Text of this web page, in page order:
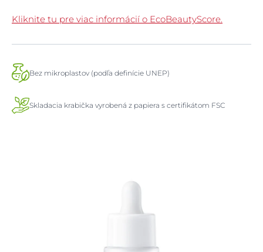
Kliknite tu pre viac informácií o EcoBeautyScore.
Bez mikroplastov (podľa definície UNEP)
Skladacia krabička vyrobená z papiera s certifikátom FSC